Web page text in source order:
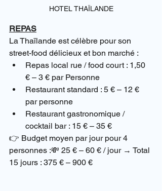
HOTEL THAÏLANDE
REPAS
La Thaïlande est célèbre pour son
street-food délicieux et bon marché :
Repas local rue / food court : 1,50
€ – 3 € par Personne
Restaurant standard : 5 € – 12 €
par personne
Restaurant gastronomique /
cocktail bar : 15 € – 35 €
👉 Budget moyen par jour pour 4
personnes :💸 25 € – 60 € / jour → Total
15 jours : 375 € – 900 €